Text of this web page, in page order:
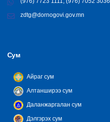
zdtg@dornogovi.gov.mn
Сум
Айраг сум
Алтанширээ сум
Даланжаргалан сум
Дэлгэрэх сум